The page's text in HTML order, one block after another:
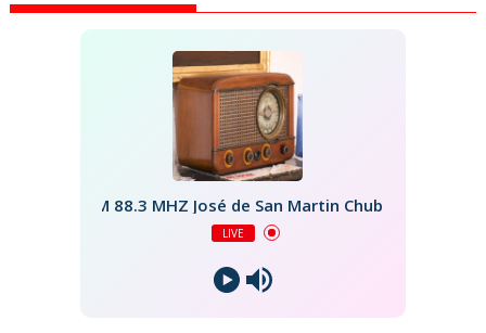
FM 88.3 MHZ José de San Martin Chubut
LIVE